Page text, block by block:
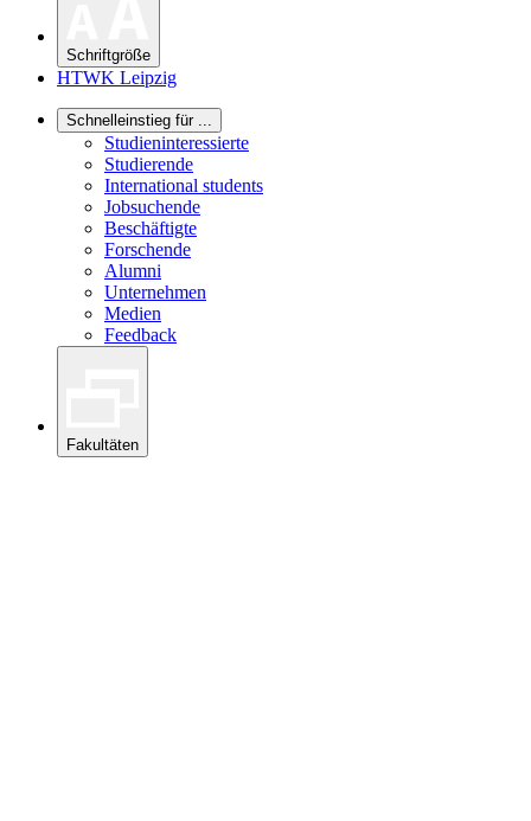
Schriftgröße
HTWK Leipzig
Schnelleinstieg für ...
Studieninteressierte
Studierende
International students
Jobsuchende
Beschäftigte
Forschende
Alumni
Unternehmen
Medien
Feedback
Fakultäten